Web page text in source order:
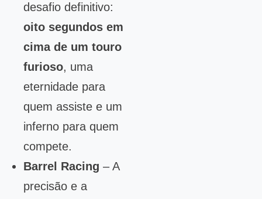
desafio definitivo:
oito segundos em
cima de um touro
furioso, uma
eternidade para
quem assiste e um
inferno para quem
compete.
Barrel Racing – A
precisão e a